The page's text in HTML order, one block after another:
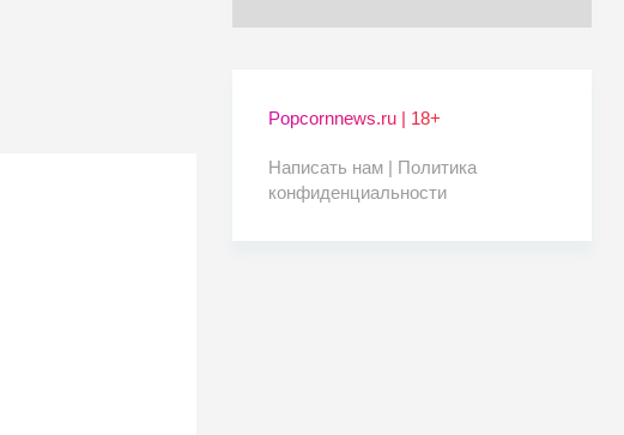
Popcornnews.ru | 18+
Написать нам | Политика
конфиденциальности